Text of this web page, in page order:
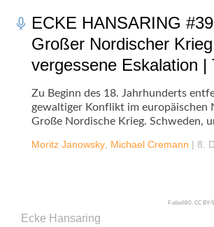
ECKE HANSARING
Großer Nordischer
vergessene Eskalation |
Zu Beginn des 18. Jahrhunderts
gewaltiger Konflikt im europäischen
Große Nordische Krieg. Schweden,
Moritz Janowsky Michael Cremann | 8.
Futball80, CC BY-
Ecke Hansaring